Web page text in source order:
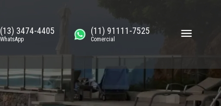
(13) 3474-4405
WhatsApp
(11) 91111-7525
Comercial